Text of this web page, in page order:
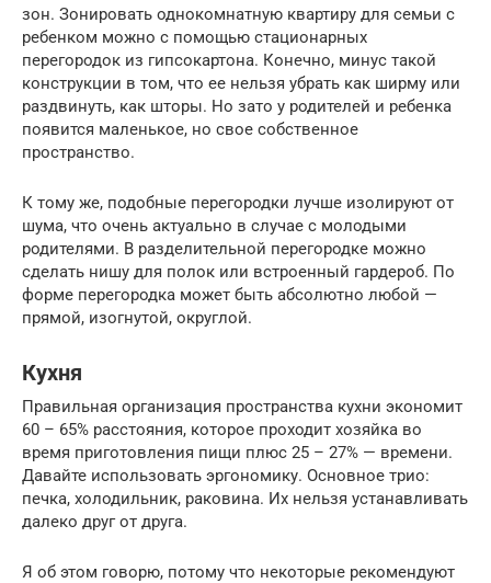
зон. Зонировать однокомнатную квартиру для семьи с
ребенком можно с помощью стационарных
перегородок из гипсокартона. Конечно, минус такой
конструкции в том, что ее нельзя убрать как ширму или
раздвинуть, как шторы. Но зато у родителей и ребенка
появится маленькое, но свое собственное
пространство.
К тому же, подобные перегородки лучше изолируют от
шума, что очень актуально в случае с молодыми
родителями. В разделительной перегородке можно
сделать нишу для полок или встроенный гардероб. По
форме перегородка может быть абсолютно любой —
прямой, изогнутой, округлой.
Кухня
Правильная организация пространства кухни экономит
60 – 65% расстояния, которое проходит хозяйка во
время приготовления пищи плюс 25 – 27% — времени.
Давайте использовать эргономику. Основное трио:
печка, холодильник, раковина. Их нельзя устанавливать
далеко друг от друга.
Я об этом говорю, потому что некоторые рекомендуют